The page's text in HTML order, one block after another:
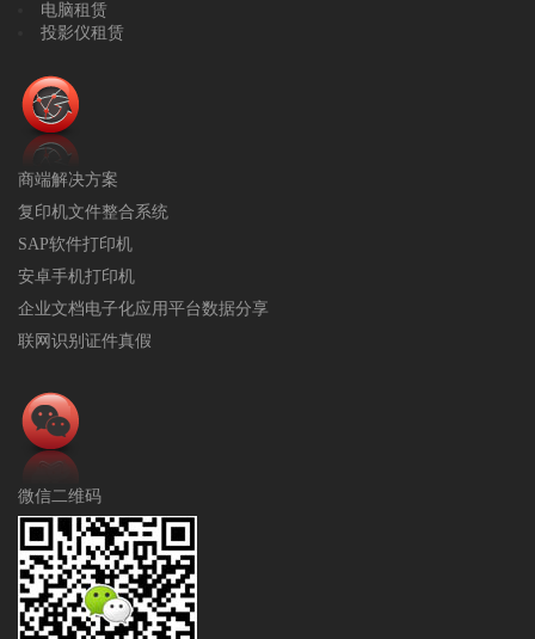
电脑租赁
投影仪租赁
商端解决方案
复印机文件整合系统
SAP软件打印机
安卓手机打印机
企业文档电子化应用平台数据分享
联网识别证件真假
微信二维码